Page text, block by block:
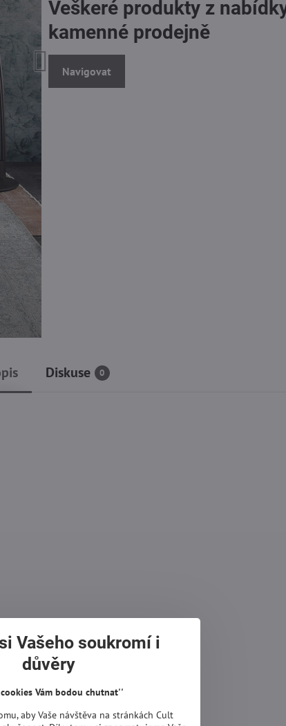
Veškeré produkty z
kamenné prodejně
Navigovat
Diskuse 0
Vašeho soukromí i
důvěry
Vám bodou chutnat''
aby Vaše návštěva na stránkách Cult